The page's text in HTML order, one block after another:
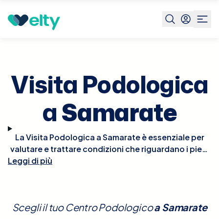
Prenota visita Samarate
Visita Podologica
aSamarate
La Visita Podologica a Samarate è essenziale per
valutare e trattare condizioni che riguardano i piedi
e le strutture correlate. Durante la visita, il podologo
biomeccaniche che possono influenzare la
Leggi di più
Scegli il tuo Centro PodologicoaSamarate